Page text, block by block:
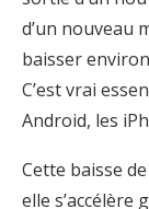
d’un nouveau
baisser
C’est vrai
Android, les
Cette baisse
elle s’accélère